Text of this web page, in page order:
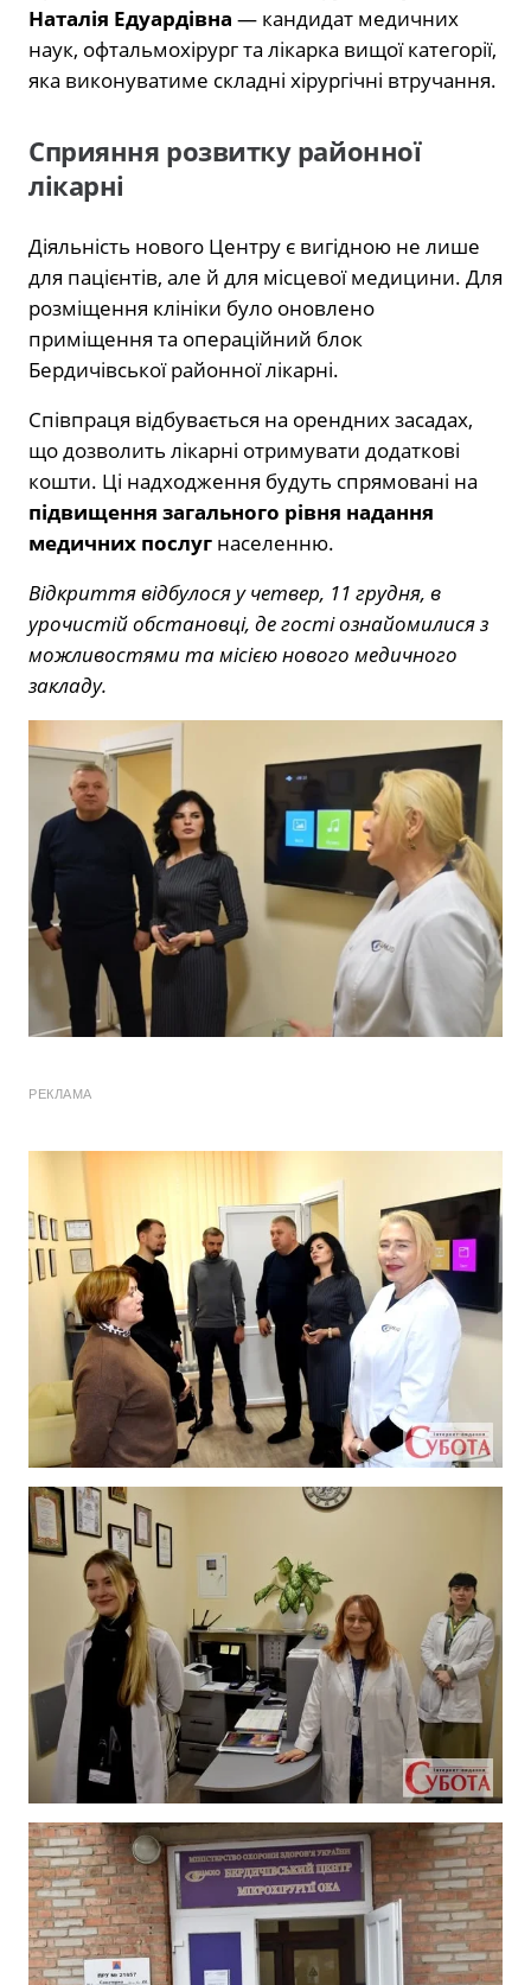
Наталія Едуардівна — кандидат медичних
наук, офтальмохірург та лікарка вищої категорії,
яка виконуватиме складні хірургічні втручання.
Сприяння розвитку районної
лікарні
Діяльність нового Центру є вигідною не лише
для пацієнтів, але й для місцевої медицини. Для
розміщення клініки було оновлено
приміщення та операційний блок
Бердичівської районної лікарні.
Співпраця відбувається на орендних засадах,
що дозволить лікарні отримувати додаткові
кошти. Ці надходження будуть спрямовані на
підвищення загального рівня надання
медичних послуг населенню.
Відкриття відбулося у четвер, 11 грудня, в
урочистій обстановці, де гості ознайомилися з
можливостями та місією нового медичного
закладу.
РЕКЛАМА